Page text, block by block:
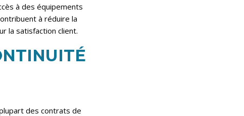
à des équipements
à réduire la
la satisfaction client.
des contrats de